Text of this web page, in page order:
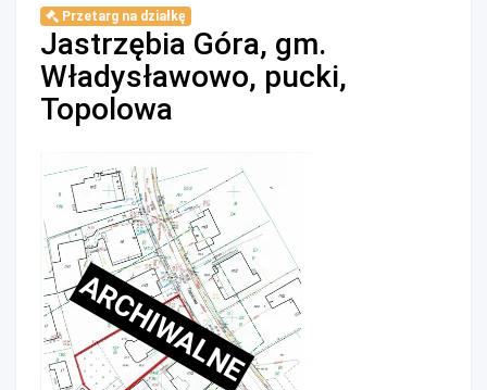
Przetarg na działkę
Jastrzębia Góra, gm.
Władysławowo, pucki,
Topolowa
ARCHIWALNE